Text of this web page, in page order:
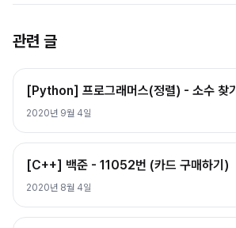
관련 글
[Python] 프로그래머스(정렬) - 소수 찾기
2020년 9월 4일
[C++] 백준 - 11052번 (카드 구매하기)
2020년 8월 4일